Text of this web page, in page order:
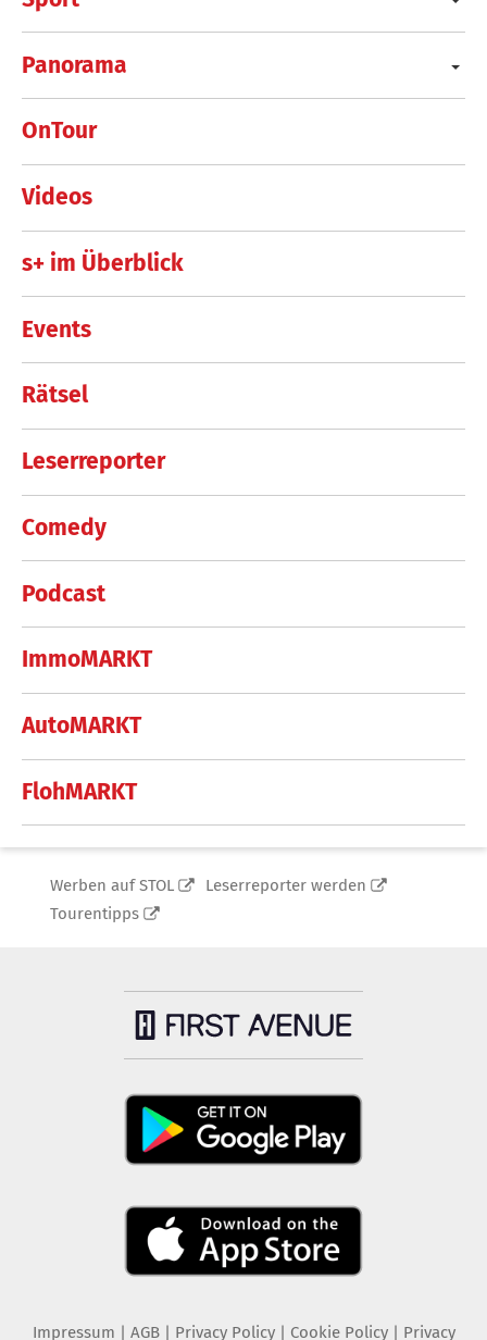
Panorama
OnTour
Videos
s+ im Überblick
Events
Rätsel
Leserreporter
Comedy
Podcast
ImmoMARKT
AutoMARKT
FlohMARKT
Werben auf STOL
Leserreporter werden
Tourentipps
Impressum AGB Privacy Policy| Cookie Policy| Privacy